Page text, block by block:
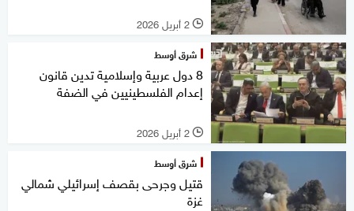
l 2 أبريل 2026
شرق أوسط
8 دول عربية وإسلامية تدين قانون
إعدام الفلسطينيين في الضفة
l 2 أبريل 2026
شرق أوسط
قتيل وجرحى بقصف إسرائيلي شمالي
غزة